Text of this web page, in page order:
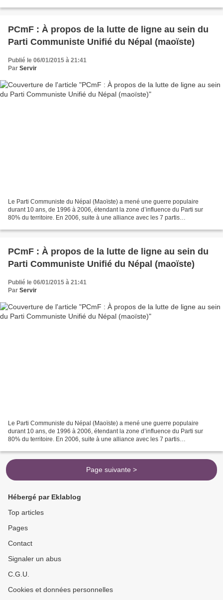
PCmF : À propos de la lutte de ligne au sein du
Parti Communiste Unifié du Népal (maoïste)
Publié le 06/01/2015 à 21:41
Par Servir
Le Parti Communiste du Népal (Maoïste) a mené une guerre populaire
durant 10 ans, de 1996 à 2006, étendant la zone d’influence du Parti sur
80% du territoire. En 2006, suite à une alliance avec les 7 partis
PCmF : À propos de la lutte de ligne au sein du
Parti Communiste Unifié du Népal (maoïste)
Publié le 06/01/2015 à 21:41
Par Servir
Le Parti Communiste du Népal (Maoïste) a mené une guerre populaire
durant 10 ans, de 1996 à 2006, étendant la zone d’influence du Parti sur
80% du territoire. En 2006, suite à une alliance avec les 7 partis
Page suivante >
Hébergé par Eklablog
Top articles
Pages
Contact
Signaler un abus
C.G.U.
Cookies et données personnelles